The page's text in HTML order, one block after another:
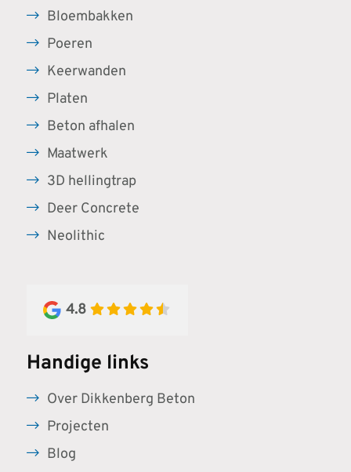
Bloembakken
Poeren
Keerwanden
Platen
Beton afhalen
Maatwerk
3D hellingtrap
Deer Concrete
Neolithic
4.8
Handige links
Over Dikkenberg Beton
Projecten
Blog